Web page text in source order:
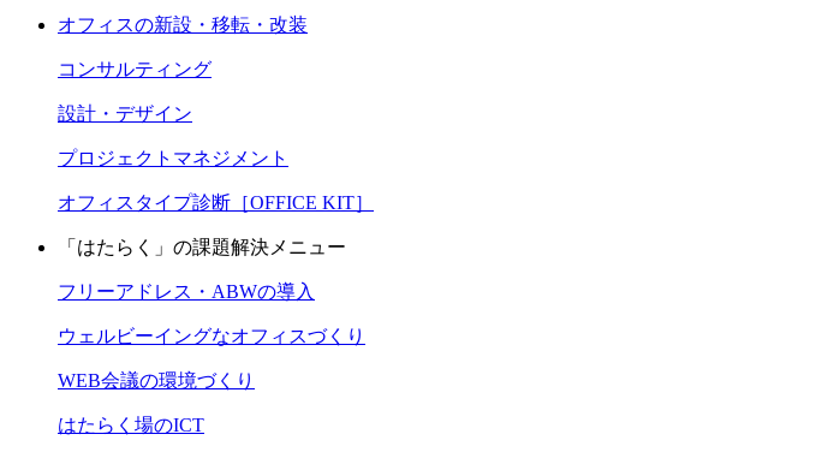
オフィスの新設・移転・改装
コンサルティング
設計・デザイン
プロジェクトマネジメント
オフィスタイプ診断［OFFICE KIT］
「はたらく」の課題解決メニュー
フリーアドレス・ABWの導入
ウェルビーイングなオフィスづくり
WEB会議の環境づくり
はたらく場のICT